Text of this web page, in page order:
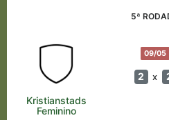
5ª
09/05
2 x
Kristianstads
Feminino